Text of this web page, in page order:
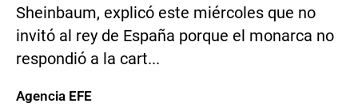
Sheinbaum, explicó este miércoles que no
invitó al rey de España porque el monarca no
respondió a la cart...
Agencia EFE